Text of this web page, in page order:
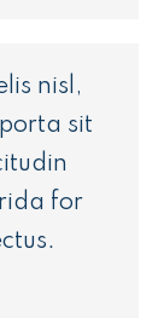
nisl,
sit
for